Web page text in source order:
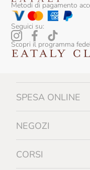
Metodi di pagamento
Seguici su:
Scopri il programma
SPESA ONLINE
NEGOZI
CORSI